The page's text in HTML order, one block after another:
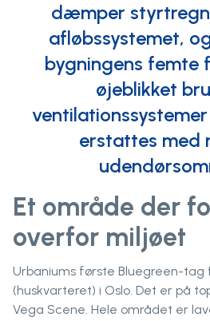
dæmper
afløbssystemet,
bygningens femte
øjeblikket
erstattes med
Et område der
overfor miljøet
Urbaniums første Bluegreen-tag
(huskvarteret) i Oslo. Det er på
Vega Scene. Hele området er